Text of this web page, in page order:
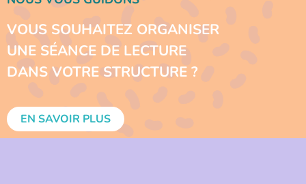
VOUS SOUHAITEZ ORGANISER
UNE SÉANCE DE LECTURE
DANS VOTRE STRUCTURE ?
EN SAVOIR PLUS